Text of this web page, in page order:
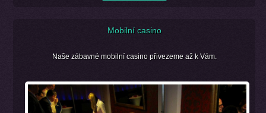
Mobilní casino
Naše zábavné mobilní casino přivezeme až k Vám.